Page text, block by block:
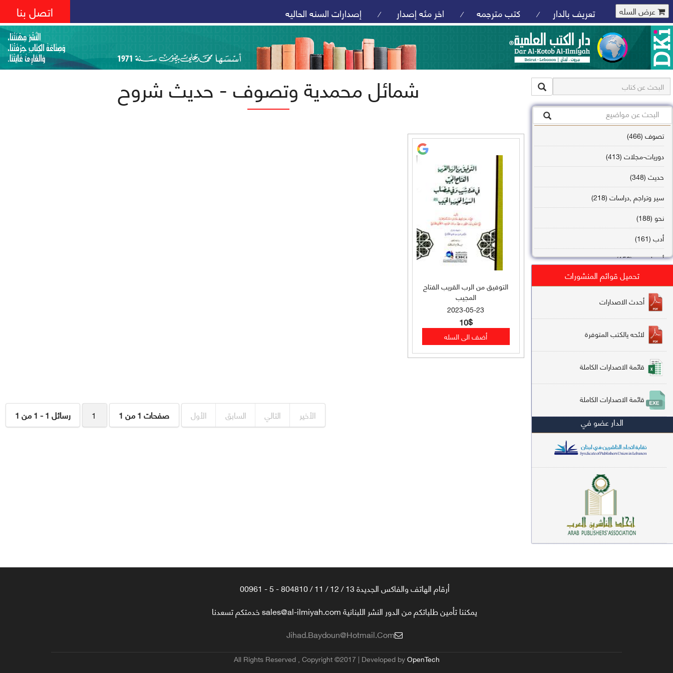
عرض السله تعريف بالدار / كتب مترجمه / اخر مئه إصدار / إصدارات السنه الحاليه اتصل بنا
تصوف (466)
دوريات-مجلات (413)
حديث (348)
سير وتراجم ,دراسات (218)
نحو (188)
أدب (161)
أصول فقه (158)
تاريخ (138)
فقه شافعي (132)
فقه حنفي (113)
فقه مالكي (112)
تفسير قرآن (106)
علم كلام (96)
أخلاق وتصوف (91)
سير وتراجم (90)
معاجم لغوية (89)
سيرة نبوية وتصوف (81)
دراسات إسلامية (75)
شعر (72)
علوم قرآن (66)
فقه عام وأحكام فقهية (62)
تحميل قوائم المنشورات
أحدث الاصدارات
لائحه يالكتب المتوفرة
قائمة الاصدارات الكاملة
قائمة الاصدارات الكاملة
الدار عضو في
شمائل محمدية وتصوف - حديث شروح
التوفيق من الرب القريب الفتاح
المجيب
2023-05-23
10$
رسائل 1 - 1 من 1 1 صفحات 1 من 1 الأول السابق التالي الأخير
أرقام الهاتف والفاكس الجديدة 13 / 12 / 11 / 804810 - 5 - 00961
يمكننا تأمين طلباتكم من الدور النشر اللبنانية sales@al-ilmiyah.com خدمتكم تسعدنا
Jihad.baydoun@hotmail.com
All Rights Reserved , Copyright ©2017 | Developed byOpenTech